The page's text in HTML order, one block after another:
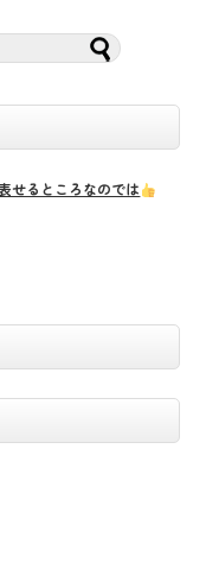
せるところなのでは